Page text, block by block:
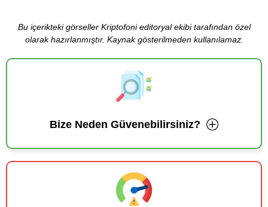
Bu içerikteki görseller Kriptofoni editoryal ekibi tarafından özel
olarak hazırlanmıştır. Kaynak gösterilmeden kullanılamaz.
Bize Neden Güvenebilirsiniz?